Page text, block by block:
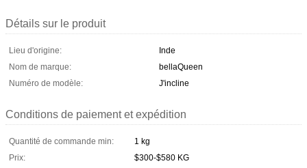
Détails sur le produit
Lieu d'origine:
Inde
Nom de marque:
bellaQueen
Numéro de modèle:
J'incline
Conditions de paiement et expédition
Quantité de commande min:
1 kg
Prix:
$300-$580 KG